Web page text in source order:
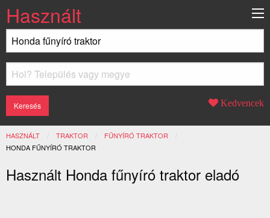
Használt
Kedvencek
HASZNÁLT TRAKTOR
FŰNYÍRÓ TRAKTOR
JELENLEGI:
HONDA FŰNYÍRÓ TRAKTOR
Használt Honda fűnyíró traktor eladó